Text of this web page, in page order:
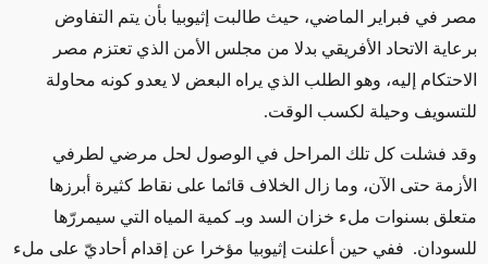
مصر في فبراير الماضي، حيث طالبت إثيوبيا بأن يتم التفاوض
برعاية الاتحاد الأفريقي بدلا من مجلس الأمن الذي تعتزم مصر
الاحتكام إليه، وهو الطلب الذي يراه البعض لا يعدو كونه محاولة
للتسويف وحيلة لكسب الوقت.
وقد فشلت كل تلك المراحل في الوصول لحل مرضي لطرفي
الأزمة حتى الآن، وما زال الخلاف قائما على نقاط كثيرة أبرزها
متعلق بسنوات ملء خزان السد وبـ كمية المياه التي سيمررّها
للسودان. ففي حين أعلنت إثيوبيا مؤخرا عن إقدام أحاديّ على ملء